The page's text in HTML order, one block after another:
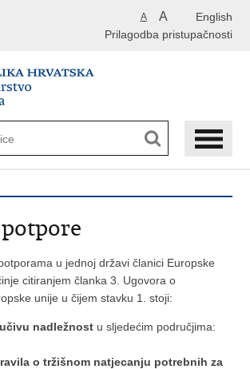
English
A A
Prilagodba pristupačnosti
u jednoj državi članici Europske
citiranjem članka 3. Ugovora o
unije u čijem stavku 1. stoji:
nadležnost u sljedećim područjima:
o tržišnom natjecanju potrebnih za